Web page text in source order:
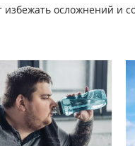
осложнений и